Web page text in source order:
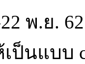
พ.ย.
ป็นแบบ